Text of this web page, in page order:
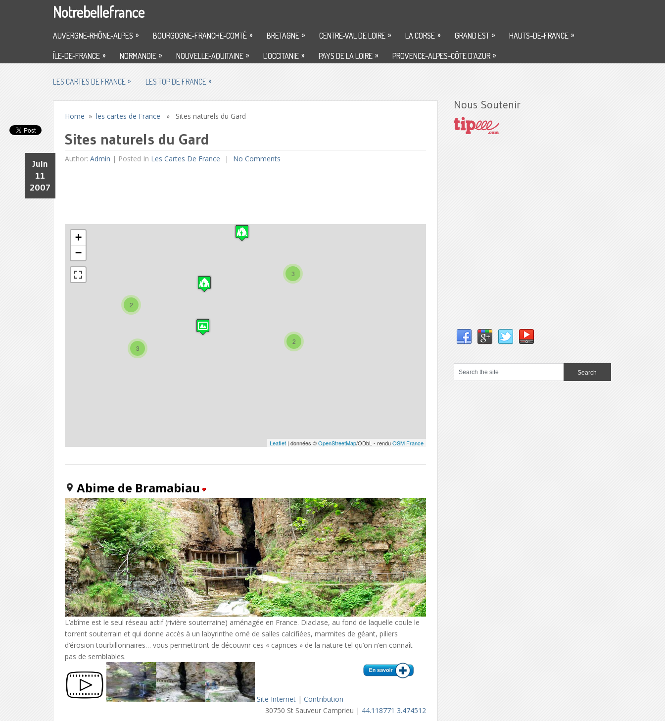
Notrebellefrance
AUVERGNE-RHÔNE-ALPES » BOURGOGNE-FRANCHE-COMTÉ » BRETAGNE » CENTRE-VAL DE LOIRE » LA CORSE » GRAND EST » HAUTS-DE-FRANCE »
ÎLE-DE-FRANCE » NORMANDIE » NOUVELLE-AQUITAINE » L’OCCITANIE » PAYS DE LA LOIRE » PROVENCE-ALPES-CÔTE D’AZUR »
LES CARTES DE FRANCE » LES TOP DE FRANCE »
Home »les cartes de France » Sites naturels du Gard
Sites naturels du Gard
Author:Admin |
Juin
11
2007
Posted In Les Cartes De France No Comments
2
3
2
3
+
−
Leaflet | données ©OpenStreetMap/ODbL - renduOSM France
Abime de Bramabiau
L’abîme est le seul réseau actif (rivière souterraine) aménagée en France. Diaclase, au fond de laquelle coule le
torrent souterrain et qui donne accès à un labyrinthe orné de salles calcifiées, marmites de géant, piliers
d’érosion tourbillonnaires… vous permettront de découvrir ces « caprices » de la nature tel qu’on n’en connaît
pas de semblables.
Site Internet |Contribution
30750 St Sauveur Camprieu | 44.118771 3.474512
Nous Soutenir